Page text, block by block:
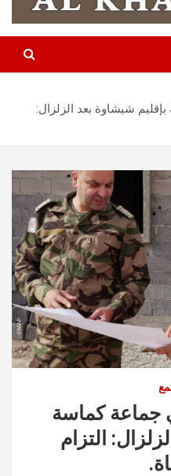
شيشاوة بعد الزلزال:
جماعة كماسة
التزام